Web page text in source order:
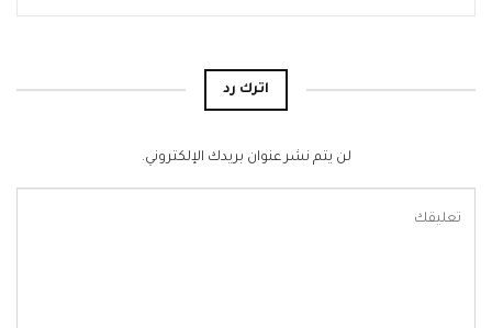
اترك رد
لن يتم نشر عنوان بريدك الإلكتروني.